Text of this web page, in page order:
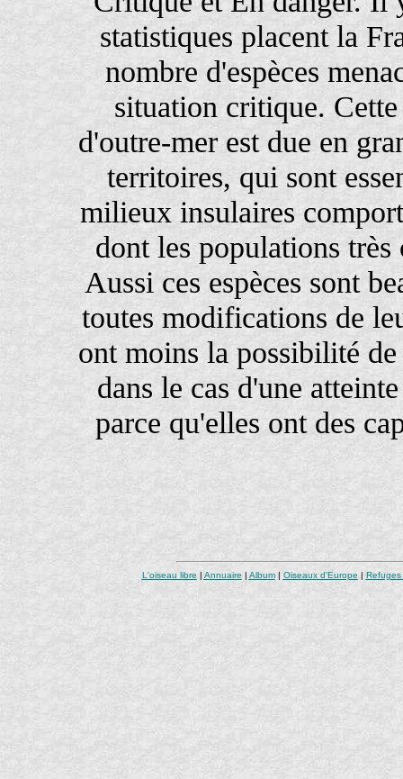
statistiques placent la
nombre d'espèces
situation critique.
d'outre-mer est due en
territoires, qui sont
milieux insulaires
dont les populations
Aussi ces espèces sont
toutes modifications de
ont moins la possibilité
dans le cas d'une
parce qu'elles ont des
L'oiseau libre | Annuaire | Album| Oiseaux d'Europe |